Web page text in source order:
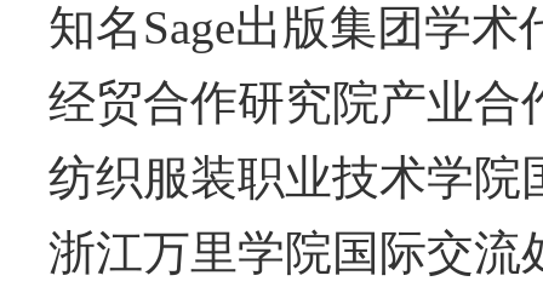
知名Sage出版集团学
经贸合作研究院产业合
纺织服装职业技术学院
浙江万里学院国际交流